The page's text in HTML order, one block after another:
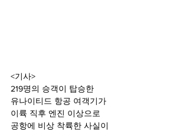
<기사>
219명의 승객이 탑승한
유나이티드 항공 여객기가
이륙 직후 엔진 이상으로
공항에 비상 착륙한 사실이